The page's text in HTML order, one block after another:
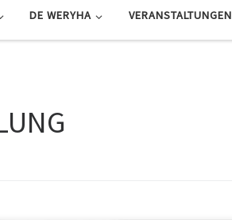
DE WERYHA VERANSTALTUNGEN